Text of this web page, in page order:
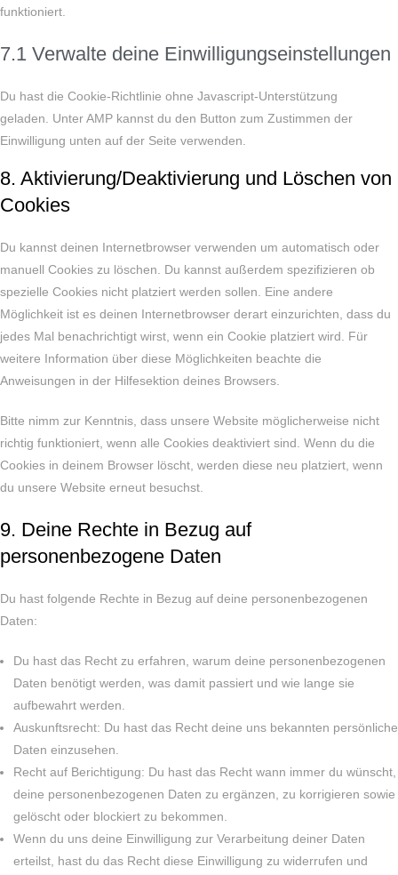
funktioniert.
7.1 Verwalte deine Einwilligungseinstellungen
Du hast die Cookie-Richtlinie ohne Javascript-Unterstützung
geladen. Unter AMP kannst du den Button zum Zustimmen der
Einwilligung unten auf der Seite verwenden.
8. Aktivierung/Deaktivierung und Löschen von
Cookies
Du kannst deinen Internetbrowser verwenden um automatisch oder
manuell Cookies zu löschen. Du kannst außerdem spezifizieren ob
spezielle Cookies nicht platziert werden sollen. Eine andere
Möglichkeit ist es deinen Internetbrowser derart einzurichten, dass du
jedes Mal benachrichtigt wirst, wenn ein Cookie platziert wird. Für
weitere Information über diese Möglichkeiten beachte die
Anweisungen in der Hilfesektion deines Browsers.
Bitte nimm zur Kenntnis, dass unsere Website möglicherweise nicht
richtig funktioniert, wenn alle Cookies deaktiviert sind. Wenn du die
Cookies in deinem Browser löscht, werden diese neu platziert, wenn
du unsere Website erneut besuchst.
9. Deine Rechte in Bezug auf
personenbezogene Daten
Du hast folgende Rechte in Bezug auf deine personenbezogenen
Daten:
Du hast das Recht zu erfahren, warum deine personenbezogenen
Daten benötigt werden, was damit passiert und wie lange sie
aufbewahrt werden.
Auskunftsrecht: Du hast das Recht deine uns bekannten persönliche
Daten einzusehen.
Recht auf Berichtigung: Du hast das Recht wann immer du wünscht,
deine personenbezogenen Daten zu ergänzen, zu korrigieren sowie
gelöscht oder blockiert zu bekommen.
Wenn du uns deine Einwilligung zur Verarbeitung deiner Daten
erteilst, hast du das Recht diese Einwilligung zu widerrufen und